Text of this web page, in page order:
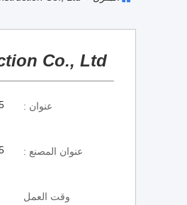
Co., Ltd.
عنوان :
عنوان المصنع :
وقت العمل